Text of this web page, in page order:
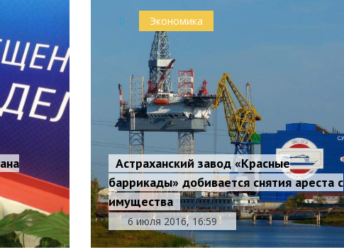
0 Экономика
Астраханский завод «Красные
баррикады» добивается снятия ареста с
имущества
6 июля 2016, 16:59